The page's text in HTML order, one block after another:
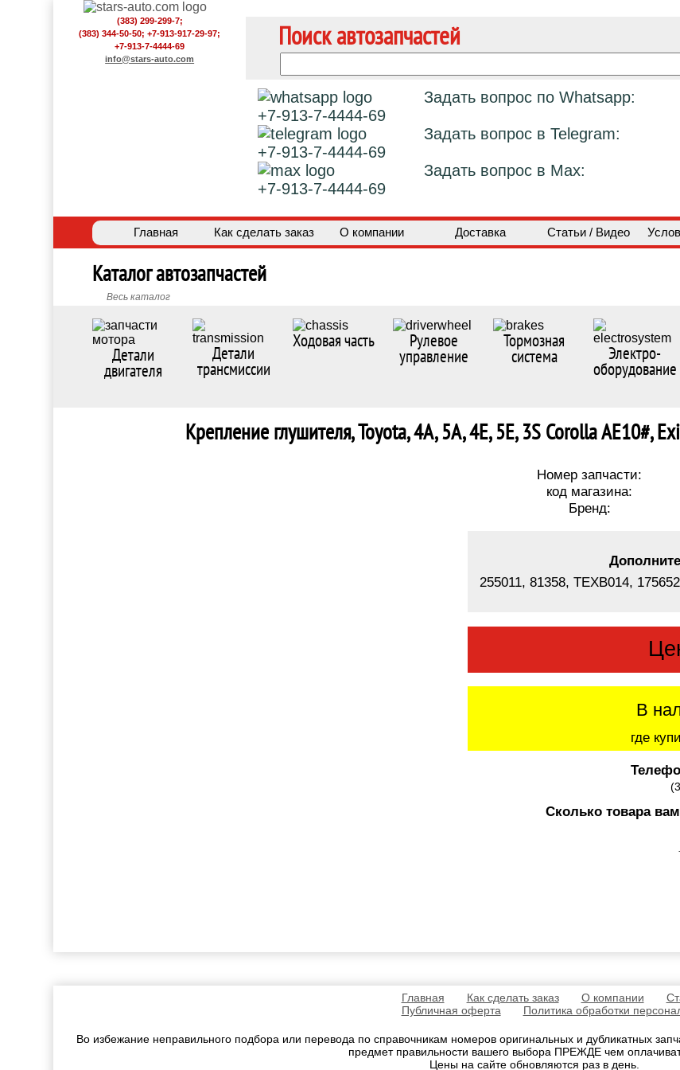
(383) 299-299-7;
(383) 344-50-50; +7-913-917-29-97;
+7-913-7-4444-69
info@stars-auto.com
Поиск автозапчастей
Задать вопрос по Whatsapp:
+7-913-7-4444-69
Задать вопрос в Telegram:
+7-913-7-4444-69
Задать вопрос в Max:
+7-913-7-4444-69
Главная Как сделать заказ О компании Доставка Статьи / Видео
Каталог автозапчастей
Весь каталог
Детали
двигателя
Детали
трансмиссии
Ходовая часть Рулевое
управление
Тормозная
система Электро-
оборудование
Крепление глушителя, Toyota, 4А, 5А, 4E, 5E, 3S Corolla AE10#,
Номер запчасти:
код магазина:
Бренд:
255011, 81358, TEXB014,
В
где
Сколько товара
Главная Как сделать заказ О компании
Публичная оферта
Политика обработки
Во избежание неправильного подбора или перевода по справочникам номеров оригинальных и дубликатных
предмет правильности вашего выбора ПРЕЖДЕ чем
Цены на сайте обновляются раз в день.